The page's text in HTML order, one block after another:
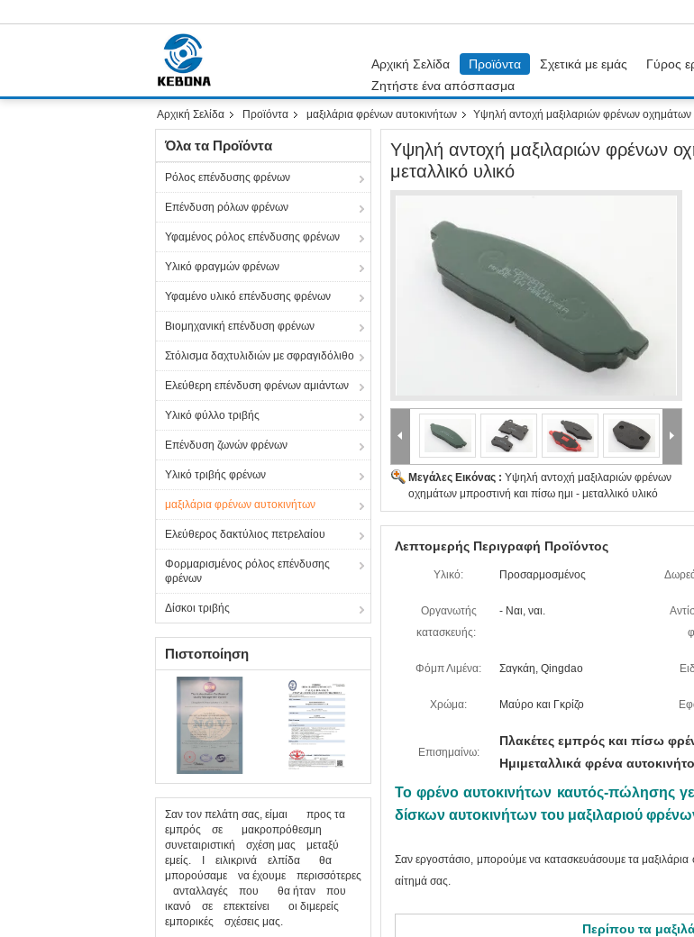
Αρχική Σελίδα Προϊόντα Σχετικά με εμάς Γύρος
Ζητήστε ένα απόσπασμα
Αρχική Σελίδα Προϊόντα μαξιλάρια φρένων αυτοκινήτων Υψηλή αντοχή μαξιλαριών φρένων οχημάτων
Όλα τα Προϊόντα
Ρόλος επένδυσης φρένων
Επένδυση ρόλων φρένων
Υφαμένος ρόλος επένδυσης φρένων
Υλικό φραγμών φρένων
Υφαμένο υλικό επένδυσης φρένων
Βιομηχανική επένδυση φρένων
Στόλισμα δαχτυλιδιών με σφραγιδόλιθο
Ελεύθερη επένδυση φρένων αμιάντων
Υλικό φύλλο τριβής
Επένδυση ζωνών φρένων
Υλικό τριβής φρένων
μαξιλάρια φρένων αυτοκινήτων
Ελεύθερος δακτύλιος πετρελαίου
Φορμαρισμένος ρόλος επένδυσης
φρένων
Δίσκοι τριβής
Πιστοποίηση
Σαν τον πελάτη σας, είμαι προς τα
εμπρός σε μακροπρόθεσμη
συνεταιριστική σχέση μας μεταξύ
εμείς. Ι ειλικρινά ελπίδα θα
μπορούσαμε να έχουμε περισσότερες
ανταλλαγές που θα ήταν που
ικανό σε επεκτείνει οι διμερείς
εμπορικές σχέσεις μας.
Υψηλή αντοχή μαξιλαριών φρένων
μεταλλικό υλικό
Μεγάλες Εικόνας : Υψηλή αντοχή μαξιλαριών φρένων
οχημάτων μπροστινή και πίσω ημι - μεταλλικό υλικό
Λεπτομερής Περιγραφή Προϊόντος
Υλικό: Προσαρμοσμένος
Οργανωτής
κατασκευής:
- Ναι, ναι.
Φόμπ Λιμένα: Σαγκάη, Qingdao
Χρώμα: Μαύρο και Γκρίζο
Επισημαίνω:
Πλακέτες εμπρός και πίσω
Ημιμεταλλικά φρένα
Το φρένο αυτοκινήτων καυτός-πώλησης
δίσκων αυτοκινήτων του μαξιλαριού
Σαν εργοστάσιο, μπορούμε να κατασκευάσουμε τα
αίτημά σας.
Περίπου τα